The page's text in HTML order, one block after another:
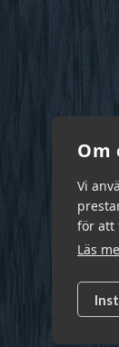
Om
Vi
för att
Läs